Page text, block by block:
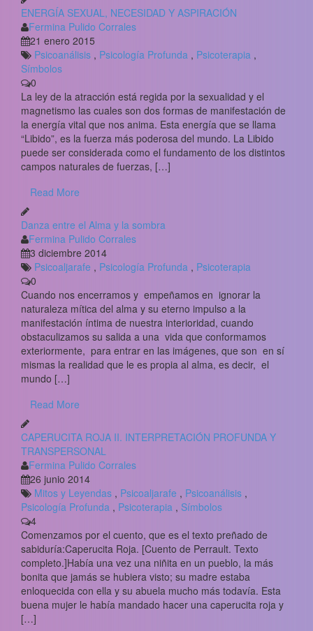
ENERGÍA SEXUAL, NECESIDAD Y ASPIRACIÓN
Fermina Pulido Corrales
21 enero 2015
Psicoanálisis , Psicología Profunda , Psicoterapia ,
Símbolos
0
La ley de la atracción está regida por la sexualidad y el
magnetismo las cuales son dos formas de manifestación de
la energía vital que nos anima. Esta energía que se llama
“Libido”, es la fuerza más poderosa del mundo. La Libido
puede ser considerada como el fundamento de los distintos
campos naturales de fuerzas, […]
Read More
Danza entre el Alma y la sombra
Fermina Pulido Corrales
3 diciembre 2014
Psicoaljarafe , Psicología Profunda , Psicoterapia
0
Cuando nos encerramos y empeñamos en ignorar la
naturaleza mítica del alma y su eterno impulso a la
manifestación íntima de nuestra interioridad, cuando
obstaculizamos su salida a una vida que conformamos
exteriormente, para entrar en las imágenes, que son en sí
mismas la realidad que le es propia al alma, es decir, el
mundo […]
Read More
CAPERUCITA ROJA II. INTERPRETACIÓN PROFUNDA Y
TRANSPERSONAL
Fermina Pulido Corrales
26 junio 2014
Mitos y Leyendas , Psicoaljarafe , Psicoanálisis ,
Psicología Profunda , Psicoterapia , Símbolos
4
Comenzamos por el cuento, que es el texto preñado de
sabiduría:Caperucita Roja. [Cuento de Perrault. Texto
completo.]Había una vez una niñita en un pueblo, la más
bonita que jamás se hubiera visto; su madre estaba
enloquecida con ella y su abuela mucho más todavía. Esta
buena mujer le había mandado hacer una caperucita roja y
[…]